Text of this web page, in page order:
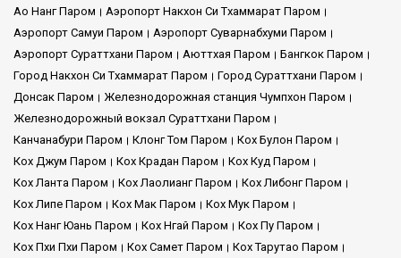
Ао Нанг Паром
Аэропорт Накхон Си Тхаммарат Паром
Аэропорт Самуи Паром
Аэропорт Суварнабхуми Паром
Аэропорт Сураттхани Паром
Аюттхая Паром
Бангкок Паром
Город Накхон Си Тхаммарат Паром
Город Сураттхани Паром
Донсак Паром
Железнодорожная станция Чумпхон Паром
Железнодорожный вокзал Сураттхани Паром
Канчанабури Паром
Клонг Том Паром
Кох Булон Паром
Кох Джум Паром
Кох Крадан Паром
Кох Куд Паром
Кох Ланта Паром
Кох Лаолианг Паром
Кох Либонг Паром
Кох Липе Паром
Кох Мак Паром
Кох Мук Паром
Кох Нанг Юань Паром
Кох Нгай Паром
Кох Пу Паром
Кох Пхи Пхи Паром
Кох Самет Паром
Кох Тарутао Паром